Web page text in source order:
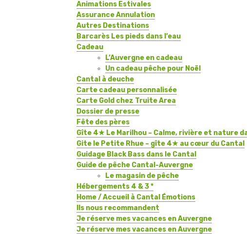
Animations Estivales
Assurance Annulation
Autres Destinations
Barcarès Les pieds dans l’eau
Cadeau
L’Auvergne en cadeau
Un cadeau pêche pour Noël
Cantal à deuche
Carte cadeau personnalisée
Carte Gold chez Truite Area
Dossier de presse
Fête des pères
Gîte 4★ Le Marilhou – Calme, rivière et nature
Gite le Petite Rhue – gîte 4★ au cœur du Cantal
Guidage Black Bass dans le Cantal
Guide de pêche Cantal-Auvergne
Le magasin de pêche
Hébergements 4 & 3 *
Home / Accueil à Cantal Émotions
Ils nous recommandent
Je réserve mes vacances en Auvergne
Je réserve mes vacances en Auvergne